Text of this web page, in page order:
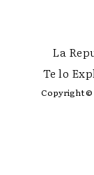
La
Te lo
Copyright ©